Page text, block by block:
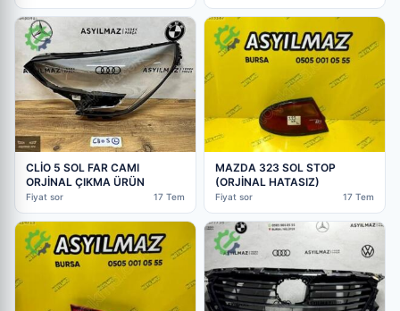
CLİO 5 SOL FAR CAMI
ORJİNAL ÇIKMA ÜRÜN
Fiyat sor 17 Tem
MAZDA 323 SOL STOP
(ORJİNAL HATASIZ)
Fiyat sor 17 Tem